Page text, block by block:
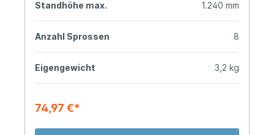
Standhöhe max. 1.240 mm
Anzahl Sprossen 8
Eigengewicht 3,2 kg
74,97 €*